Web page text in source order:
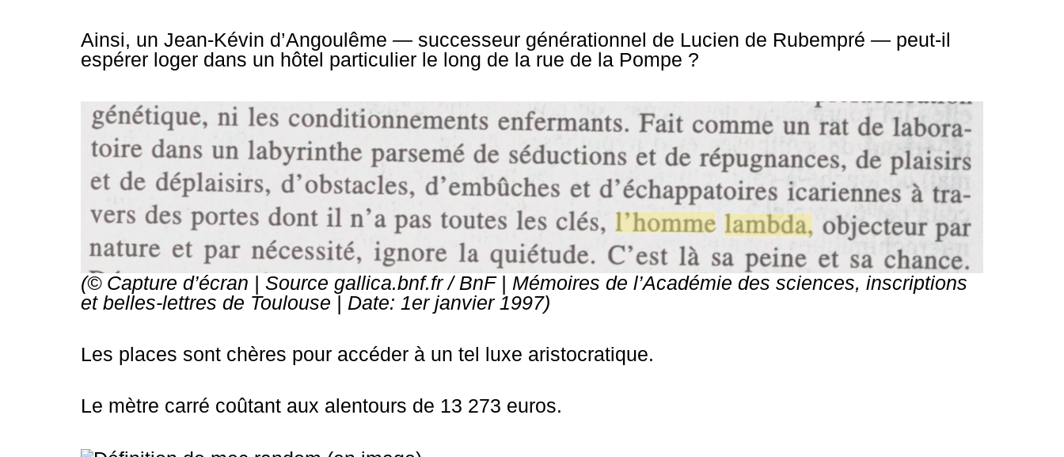
Ainsi, un Jean-Kévin d’Angoulême — successeur générationnel de Lucien de Rubempré — peut-il
espérer loger dans un hôtel particulier le long de la rue de la Pompe ?
(© Capture d’écran | Source gallica.bnf.fr / BnF | Mémoires de l’Académie des sciences, inscriptions
et belles-lettres de Toulouse | Date: 1er janvier 1997)
Les places sont chères pour accéder à un tel luxe aristocratique.
Le mètre carré coûtant aux alentours de 13 273 euros.